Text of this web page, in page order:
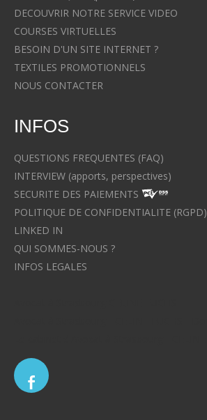
DECOUVRIR NOTRE SERVICE VIDEO
COURSES VIRTUELLES
BESOIN D'UN SITE INTERNET ?
TEXTILES PROMOTIONNELS
NOUS CONTACTER
INFOS
QUESTIONS FREQUENTES (FAQ)
INTERVIEW (apports, perspectives)
SECURITE DES PAIEMENTS
POLITIQUE DE CONFIDENTIALITE (RGPD)
LINKED IN
QUI SOMMES-NOUS ?
INFOS LEGALES